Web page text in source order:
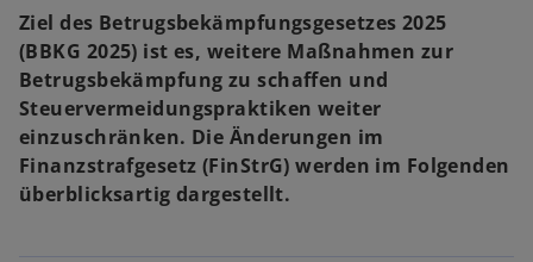
e
r
n
u
e
n
e
i
s
t
n
e
n
u
e
n
R
e
g
i
s
t
e
Ziel des Betrugsbekämpfungsgesetzes 2025
(BBKG 2025) ist es, weitere Maßnahmen zur
Betrugsbekämpfung zu schaffen und
Steuervermeidungspraktiken weiter
einzuschränken. Die Änderungen im
Finanzstrafgesetz (FinStrG) werden im Folgenden
überblicksartig dargestellt.